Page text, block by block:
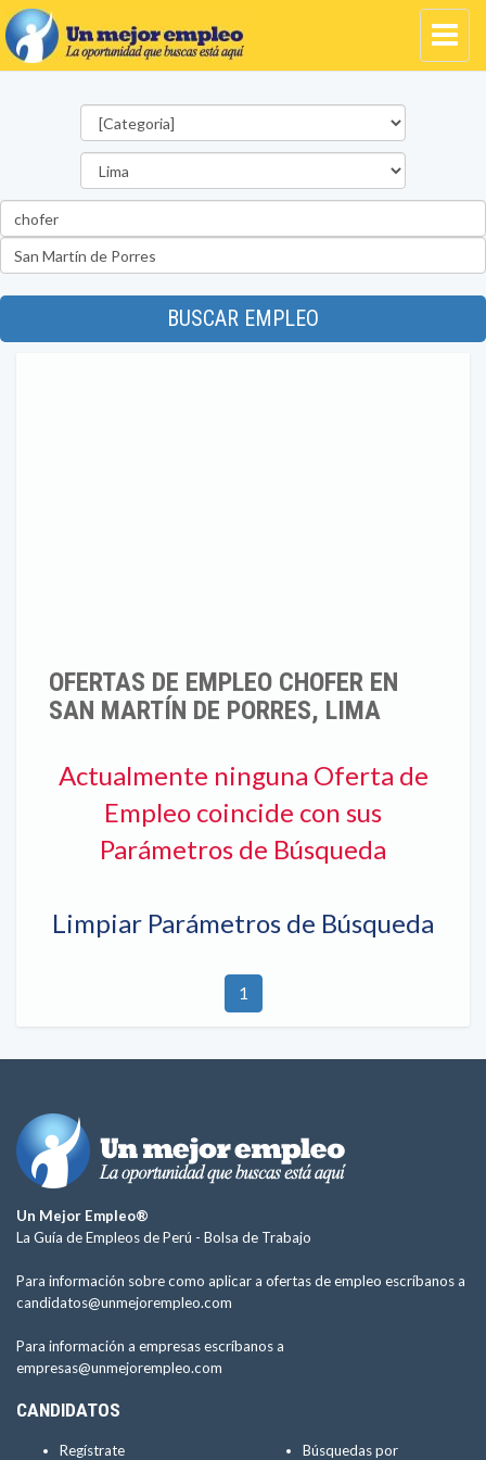
BUSCAR EMPLEO
OFERTAS DE EMPLEO CHOFER EN
SAN MARTÍN DE PORRES, LIMA
Actualmente ninguna Oferta de
Empleo coincide con sus
Parámetros de Búsqueda
Limpiar Parámetros de Búsqueda
1
Un Mejor Empleo®
La Guía de Empleos de Perú - Bolsa de Trabajo
Para información sobre como aplicar a ofertas de empleo escríbanos a
candidatos@unmejorempleo.com
Para información a empresas escríbanos a
empresas@unmejorempleo.com
CANDIDATOS
Regístrate Búsquedas por